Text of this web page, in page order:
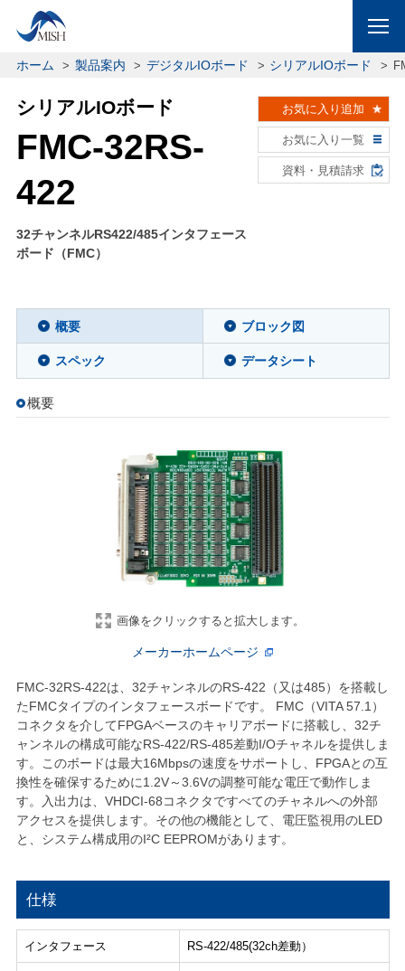
ホーム 製品案内 デジタルIOボード シリアルIOボード
シリアルIOボード
FMC-32RS-
422
32チャンネルRS422/485インタフェース
ボード（FMC）
お気に入り追加
お気に入り一覧
資料・見積請求
概要 ブロック図
スペック データシート
概要
画像をクリックすると拡大します。
メーカーホームページ
FMC-32RS-422は、32チャンネルのRS-422（又は485）を搭載し
たFMCタイプのインタフェースボードです。 FMC（VITA 57.1）
コネクタを介してFPGAベースのキャリアボードに搭載し、32チ
ャンネルの構成可能なRS-422/RS-485差動I/Oチャネルを提供しま
す。このボードは最大16Mbpsの速度をサポートし、FPGAとの互
換性を確保するために1.2V～3.6Vの調整可能な電圧で動作しま
す。入出力は、VHDCI-68コネクタですべてのチャネルへの外部
アクセスを提供します。その他の機能として、電圧監視用のLED
と、システム構成用のI²C EEPROMがあります。
仕様
インタフェース RS-422/485(32ch差動）